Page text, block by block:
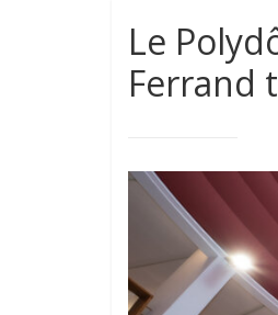
Le
Ferrand